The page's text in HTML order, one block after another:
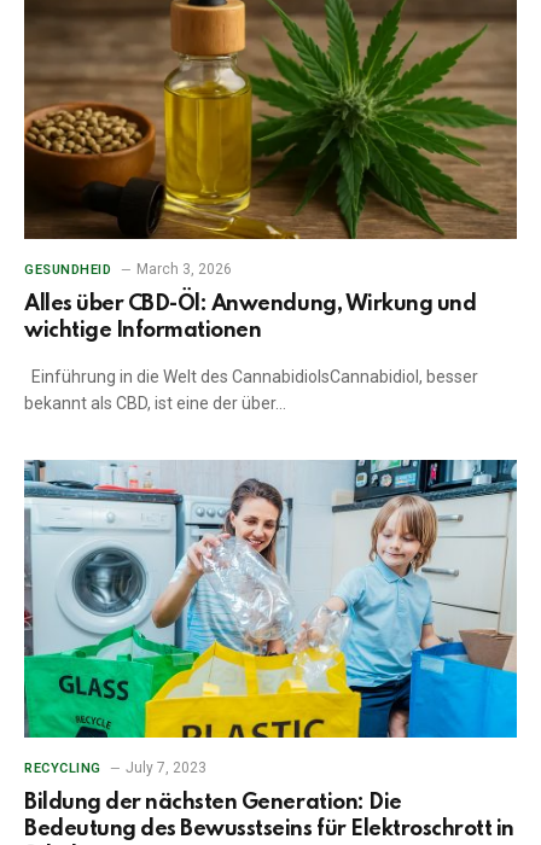
GESUNDHEID March 3, 2026
Alles über CBD-Öl: Anwendung, Wirkung und
wichtige Informationen
Einführung in die Welt des CannabidiolsCannabidiol, besser
bekannt als CBD, ist eine der über…
RECYCLING July 7, 2023
Bildung der nächsten Generation: Die
Bedeutung des Bewusstseins für Elektroschrott in